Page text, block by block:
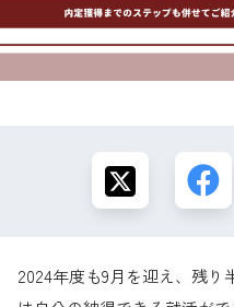
2024年度も9月を迎え、残り